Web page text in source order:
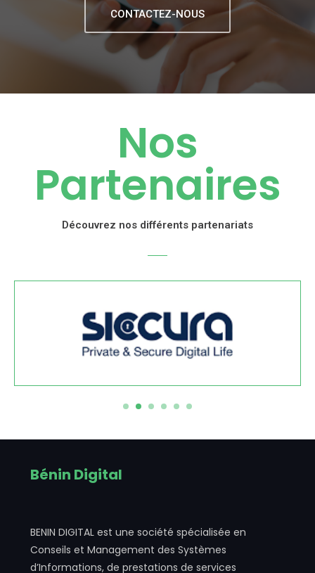
CONTACTEZ-NOUS
Nos
Partenaires
Découvrez nos différents partenariats
Bénin Digital
BENIN DIGITAL est une société spécialisée en
Conseils et Management des Systèmes
d’Informations, de prestations de services